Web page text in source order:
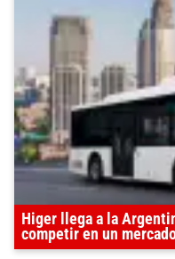
Higer llega a la
competir en un